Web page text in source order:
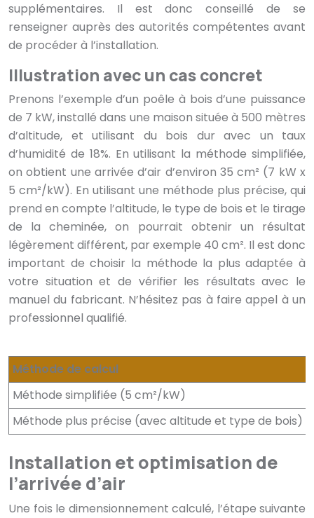
supplémentaires. Il est donc conseillé de se
renseigner auprès des autorités compétentes avant
de procéder à l’installation.
Illustration avec un cas concret
Prenons l’exemple d’un poêle à bois d’une puissance
de 7 kW, installé dans une maison située à 500 mètres
d’altitude, et utilisant du bois dur avec un taux
d’humidité de 18%. En utilisant la méthode simplifiée,
on obtient une arrivée d’air d’environ 35 cm² (7 kW x
5 cm²/kW). En utilisant une méthode plus précise, qui
prend en compte l’altitude, le type de bois et le tirage
de la cheminée, on pourrait obtenir un résultat
légèrement différent, par exemple 40 cm². Il est donc
important de choisir la méthode la plus adaptée à
votre situation et de vérifier les résultats avec le
manuel du fabricant. N’hésitez pas à faire appel à un
professionnel qualifié.
Méthode de calcul
Méthode simplifiée (5 cm²/kW)
Méthode plus précise (avec altitude et type de bois)
Installation et optimisation de
l’arrivée d’air
Une fois le dimensionnement calculé, l’étape suivante